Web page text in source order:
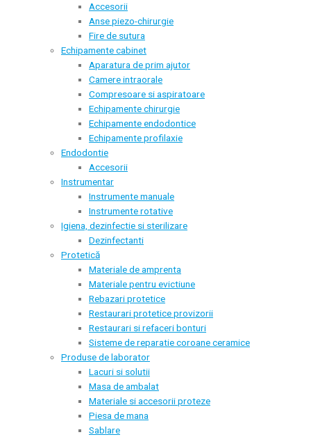
Accesorii
Anse piezo-chirurgie
Fire de sutura
Echipamente cabinet
Aparatura de prim ajutor
Camere intraorale
Compresoare si aspiratoare
Echipamente chirurgie
Echipamente endodontice
Echipamente profilaxie
Endodontie
Accesorii
Instrumentar
Instrumente manuale
Instrumente rotative
Igiena, dezinfectie si sterilizare
Dezinfectanti
Protetică
Materiale de amprenta
Materiale pentru evictiune
Rebazari protetice
Restaurari protetice provizorii
Restaurari si refaceri bonturi
Sisteme de reparatie coroane ceramice
Produse de laborator
Lacuri si solutii
Masa de ambalat
Materiale si accesorii proteze
Piesa de mana
Sablare